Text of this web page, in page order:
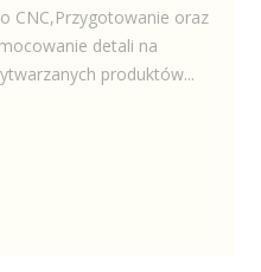
CNC,Przygotowanie oraz
detali na
produktów...